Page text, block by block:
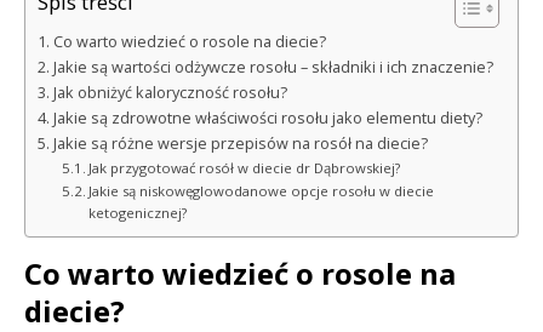
Co warto wiedzieć o rosole na diecie?
Jakie są wartości odżywcze rosołu – składniki i ich znaczenie?
Jak obniżyć kaloryczność rosołu?
Jakie są zdrowotne właściwości rosołu jako elementu diety?
Jakie są różne wersje przepisów na rosół na diecie?
Jak przygotować rosół w diecie dr Dąbrowskiej?
Jakie są niskowęglowodanowe opcje rosołu w diecie
ketogenicznej?
Co warto wiedzieć o rosole na
diecie?